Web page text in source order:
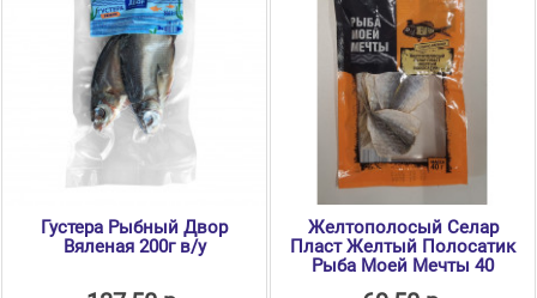
Густера Рыбный Двор
Вяленая 200г в/у
Желтополосый Селар
Пласт Желтый Полосатик
Рыба Моей Мечты 40